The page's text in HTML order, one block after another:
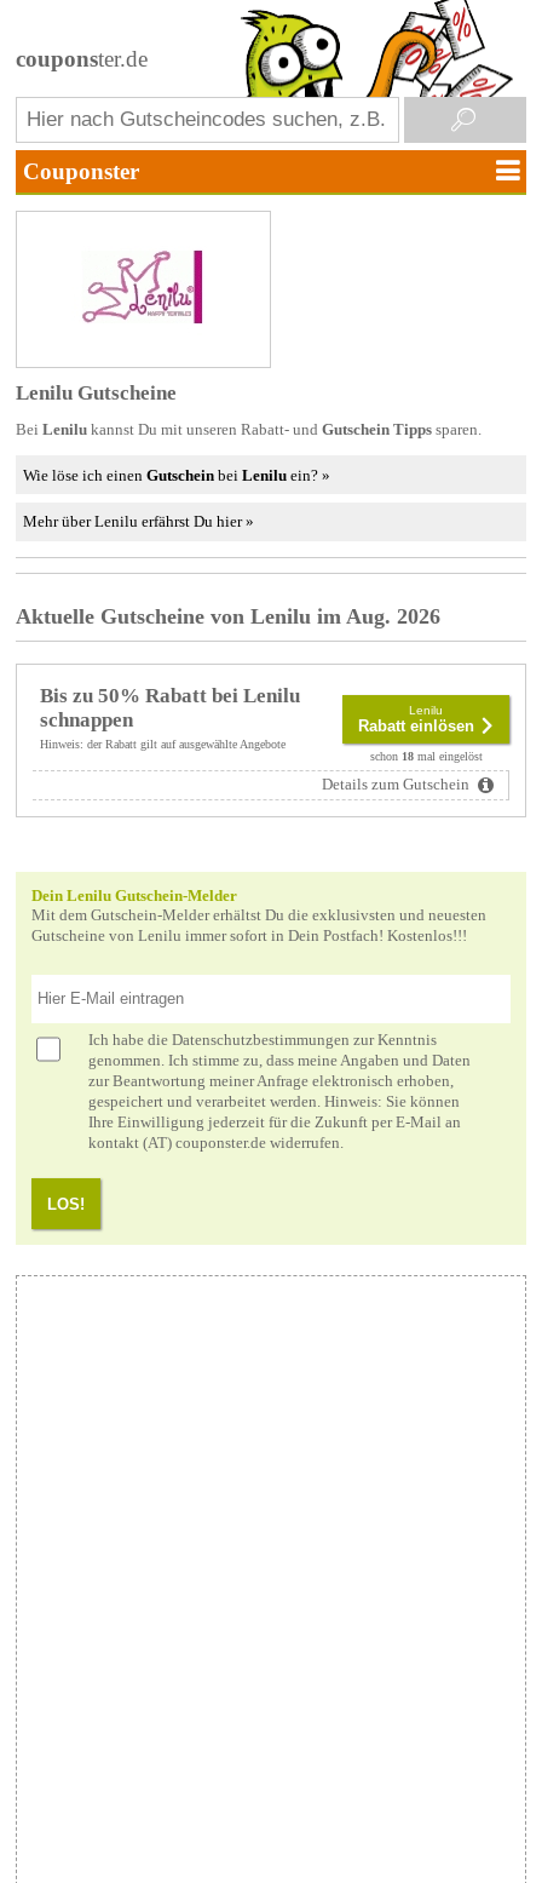
couponster.de
Lenilu Gutscheine
Bei Lenilukannst Du mit unseren Rabatt- und Gutschein Tippssparen.
Wie löse ich einenGutschein beiLenilu ein? »
Mehr über Lenilu erfährst Du hier »
Aktuelle Gutscheine von Lenilu im Aug. 2026
Bis zu 50% Rabatt bei Lenilu
schnappen
Hinweis: der Rabatt gilt auf ausgewählte Angebote
Lenilu
Rabatt einlösen
schon 18mal eingelöst
Details zum Gutschein
Dein Lenilu Gutschein-Melder
Mit dem Gutschein-Melder erhältst Du die exklusivsten und neuesten
Gutscheine von Lenilu immer sofort in Dein Postfach! Kostenlos!!!
Ich habe die Datenschutzbestimmungen zur Kenntnis
genommen. Ich stimme zu, dass meine Angaben und Daten
zur Beantwortung meiner Anfrage elektronisch erhoben,
gespeichert und verarbeitet werden. Hinweis: Sie können
Ihre Einwilligung jederzeit für die Zukunft per E-Mail an
kontakt (AT) couponster.de widerrufen.
LOS!